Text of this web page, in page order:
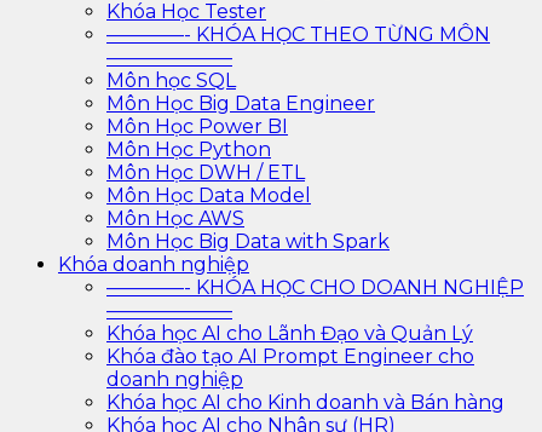
Khóa Học Tester
————- KHÓA HỌC THEO TỪNG MÔN
——————–
Môn học SQL
Môn Học Big Data Engineer
Môn Học Power BI
Môn Học Python
Môn Học DWH / ETL
Môn Học Data Model
Môn Học AWS
Môn Học Big Data with Spark
Khóa doanh nghiệp
————- KHÓA HỌC CHO DOANH NGHIỆP
——————–
Khóa học AI cho Lãnh Đạo và Quản Lý
Khóa đào tạo AI Prompt Engineer cho
doanh nghiệp
Khóa học AI cho Kinh doanh và Bán hàng
Khóa học AI cho Nhân sự (HR)